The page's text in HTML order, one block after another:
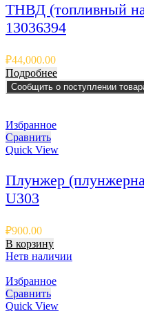
ТНВД (топливный
13036394
₽44,000.00
Подробнее
Сообщить о поступлении
Избранное
Сравнить
Quick View
Плунжер
U303
₽900.00
В корзину
Нетв наличии
Избранное
Сравнить
Quick View